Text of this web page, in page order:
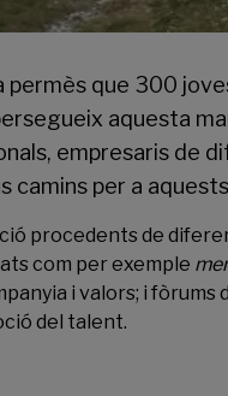
permès que 300
aquesta
empresaris de
camins per a
procedents de
com per exemple
i valors; i
del talent.